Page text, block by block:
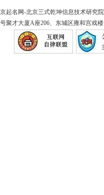
起名网-北京三式乾坤信息技术研究
聚才大厦A座206、东城区雍和宫戏